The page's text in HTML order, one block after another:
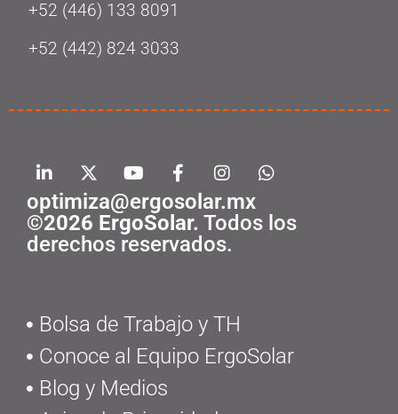
‭+52 (446) 133 8091‬
+52 (442) 824 3033
optimiza@ergosolar.mx
©2026 ErgoSolar. Todos los
derechos reservados.
Bolsa de Trabajo y TH
Conoce al Equipo ErgoSolar
Blog y Medios